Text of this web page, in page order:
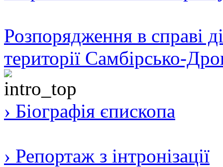
Розпорядження в справі
території Самбірсько-
› Біографія єпископа
› Репортаж з інтронізації